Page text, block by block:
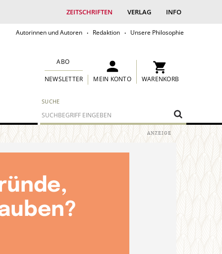
ZEITSCHRIFTEN VERLAG INFO
Autorinnen und Autoren Redaktion Unsere Philosophie
SUCHE
ABO
NEWSLETTER MEIN KONTO WARENKORB